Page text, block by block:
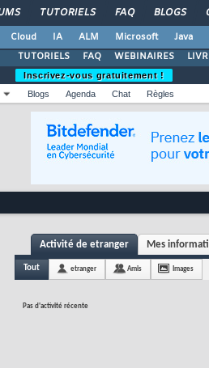
TUTORIELS FAQ BLOGS
Cloud IA ALM Microsoft Java
TUTORIELS
FAQ WEBINAIRES
Inscrivez-vous gratuitement !
Blogs Agenda Chat Règles
Activité de etranger Mes
Tout etranger Amis Images
Pas d'activité récente